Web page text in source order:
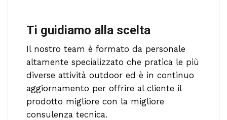
Ti guidiamo alla scelta
Il nostro team è formato da personale
altamente specializzato che pratica le più
diverse attività outdoor ed è in continuo
aggiornamento per offrire al cliente il
prodotto migliore con la migliore
consulenza tecnica.